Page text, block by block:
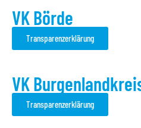
VK Börde
Transparenzerklärung
VK
Transparenzerklärung